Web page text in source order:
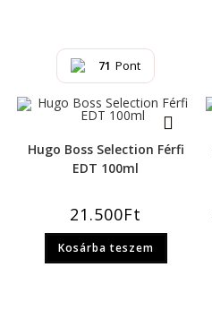
71 Pont
Hugo Boss Selection Férfi
EDT 100ml
21.500Ft
Kosárba teszem